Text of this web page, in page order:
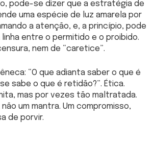
pode-se dizer que a estratégia de
uma espécie de luz amarela por
a atenção, e, a princípio, pode
entre o permitido e o proibido.
nem de “caretice”.
“O que adianta saber o que é
sabe o que é retidão?”. Ética.
mas por vezes tão maltratada.
um mantra. Um compromisso,
de porvir.